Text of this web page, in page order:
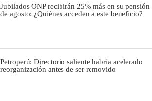
Jubilados ONP recibirán 25% más en su pensión
de agosto: ¿Quiénes acceden a este beneficio?
Petroperú: Directorio saliente habría acelerado
reorganización antes de ser removido